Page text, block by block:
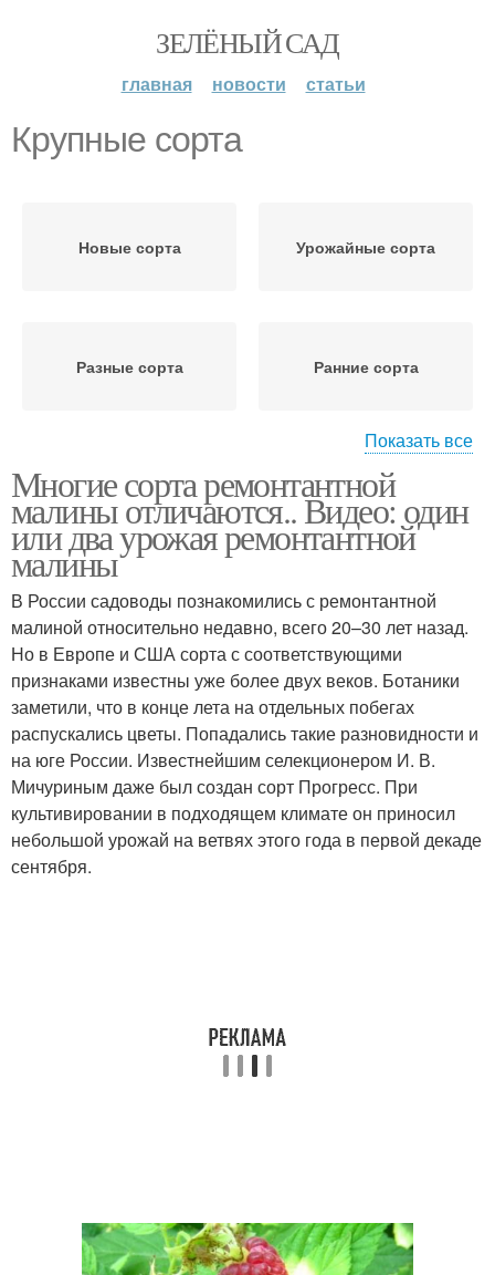
ЗЕЛЁНЫЙ САД
главная новости статьи
Крупные сорта
Новые сорта Урожайные сорта
Разные сорта Ранние сорта
Ремонтантные сорта
Высокоурожайные
сорта
Сорта на территории Коммерческие сорта
Показать все
Многие сорта ремонтантной
малины отличаются.. Видео: один
или два урожая ремонтантной
малины
В России садоводы познакомились с ремонтантной
малиной относительно недавно, всего 20–30 лет назад.
Но в Европе и США сорта с соответствующими
признаками известны уже более двух веков. Ботаники
заметили, что в конце лета на отдельных побегах
распускались цветы. Попадались такие разновидности и
на юге России. Известнейшим селекционером И. В.
Мичуриным даже был создан сорт Прогресс. При
культивировании в подходящем климате он приносил
небольшой урожай на ветвях этого года в первой декаде
сентября.